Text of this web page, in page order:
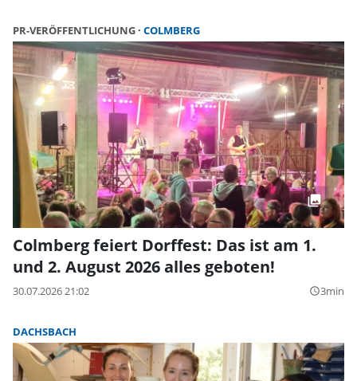
PR-VERÖFFENTLICHUNG COLMBERG
Colmberg feiert Dorffest: Das ist am 1.
und 2. August 2026 alles geboten!
30.07.2026 21:02 query_builder3min
DACHSBACH